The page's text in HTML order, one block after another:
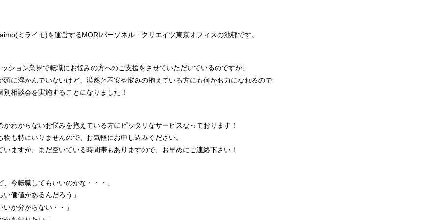
ミライモ)を運営するMORIパーソネル・クリエイツ東京オフィスの池邨です。
ション業界で転職にお悩みの方へのご支援をさせていただいているのですが、
頭に浮かんでいないけど、漠然と不安や悩みの抱えている方にも何かお力になれるので
相談会を実施することになりました！
わからないお悩みを抱えている方にピッタリなサービスなっております！
も特にいりませんので、お気軽にお申し込みください。
ますが、まだ空いている時間帯もありますので、お早めにご連絡下さい！
今転職してもいいのかな・・・」
価値があるんだろう」
か分からない・・」